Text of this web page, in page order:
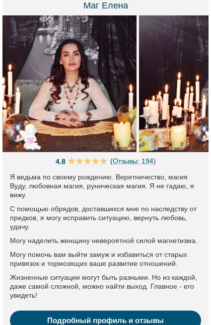
Маг Елена
4.8 (Отзывы: 194)
Я ведьма по своему рождению. Веретничество, магия
Вуду, любовная магия, руническая магия. Я не гадаю, я
вижу.
С помощью обрядов, доставшихся мне по наследству от
предков, я могу исправить ситуацию, вернуть любовь,
удачу.
Могу наделить женщину невероятной силой магнетизма.
Могу помочь вам выйти замуж и избавиться от старых
привязок и тормозящих ваше развитие отношений.
Жизненные ситуации могут быть разными. Но из каждой,
даже самой сложной, можно найти выход. Главное - его
увидеть!
Подробный профиль и отзывы